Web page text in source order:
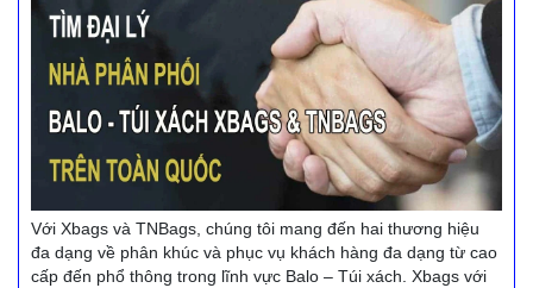
Với Xbags và TNBags, chúng tôi mang đến hai thương hiệu
đa dạng về phân khúc và phục vụ khách hàng đa dạng từ cao
cấp đến phổ thông trong lĩnh vực Balo – Túi xách. Xbags với